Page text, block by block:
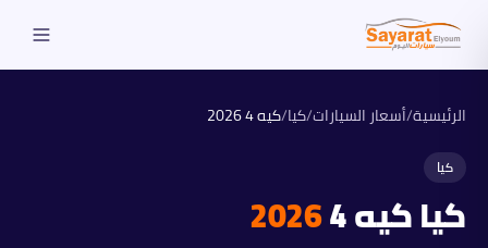
الرئيسية/أسعار السيارات/كيا/كيه 4 2026
كيا
كياكيه 4 2026